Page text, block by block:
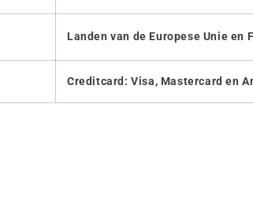
Landen van de Europese Unie
Creditcard: Visa, Mastercard en